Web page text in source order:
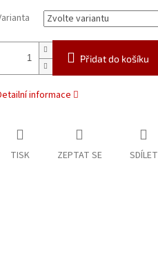
Přidat do košíku
informace
TISK ZEPTAT SE SDÍLET